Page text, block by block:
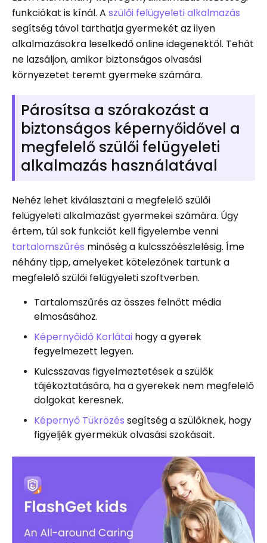
funkciókat is kínál. A szülői felügyeleti alkalmazás
segítség távol tarthatja gyermekét az ilyen
alkalmazásokra leselkedő online idegenektől. Tehát
ne lazsáljon, amikor biztonságos olvasási
környezetet teremt gyermeke számára.
Párosítsa a szórakozást a
biztonságos képernyőidővel a
megfelelő szülői felügyeleti
alkalmazás használatával
Nehéz lehet kiválasztani a megfelelő szülői
felügyeleti alkalmazást gyermekei számára. Úgy
értem, túl sok funkciót kell figyelembe venni
tartalomszűrés minőség a kulcsszóészlelésig. Íme
néhány tipp, amelyeket kötelezőnek tartunk a
megfelelő szülői felügyeleti szoftverben.
Tartalomszűrés az összes felnőtt média
elmosásához.
Képernyőidő Korlátai hogy a gyerek
fegyelmezett legyen.
Kulcsszavas figyelmeztetések a szülők
tájékoztatására, ha a gyerekek nem megfelelő
dolgokat keresnek.
Képernyő Tükrözés segítség a szülőknek, hogy
figyeljék gyermekük olvasási szokásait.